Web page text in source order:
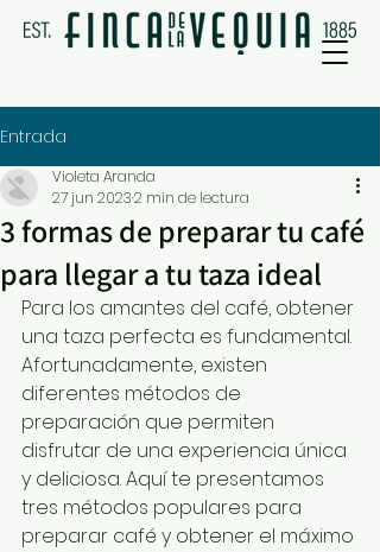
Entrada
3 formas de preparar tu café
para llegar a tu taza ideal
Violeta Aranda
27 jun 20232 min de lectura
Para los amantes del café, obtener
una taza perfecta es fundamental.
Afortunadamente, existen
diferentes métodos de
preparación que permiten
disfrutar de una experiencia única
y deliciosa. Aquí te presentamos
tres métodos populares para
preparar café y obtener el máximo